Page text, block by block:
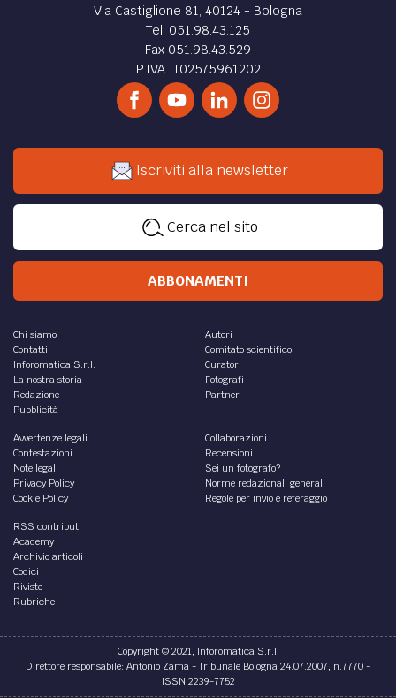
Via Castiglione 81, 40124 - Bologna
Tel. 051.98.43.125
Fax 051.98.43.529
P.IVA IT02575961202
Iscriviti alla newsletter
Cerca nel sito
ABBONAMENTI
Chi siamo
Contatti
Inforomatica S.r.l.
La nostra storia
Redazione
Pubblicità
Autori
Comitato scientifico
Curatori
Fotografi
Partner
Avvertenze legali
Contestazioni
Note legali
Privacy Policy
Cookie Policy
Collaborazioni
Recensioni
Sei un fotografo?
Norme redazionali generali
Regole per invio e referaggio
RSS contributi
Academy
Archivio articoli
Codici
Riviste
Rubriche
Copyright © 2021, Inforomatica S.r.l.
Direttore responsabile: Antonio Zama - Tribunale Bologna 24.07.2007, n.7770 -
ISSN 2239-7752